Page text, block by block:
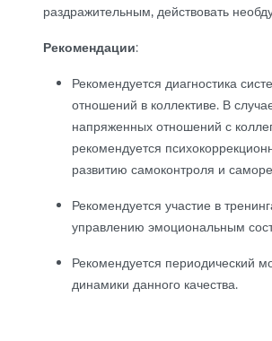
раздражительным, действовать
Рекомендации:
Рекомендуется диагностика
отношений в коллективе. В
напряженных отношений с
рекомендуется
развитию самоконтроля и
Рекомендуется участие в
управлению эмоциональным
Рекомендуется периодический
динамики данного качества.